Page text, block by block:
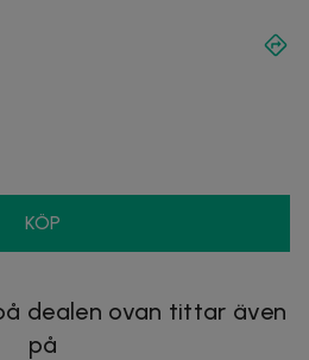
KÖP
dealen ovan tittar även
på